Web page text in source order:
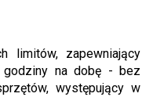
limitów, zapewniający
godziny na dobę - bez
występujący w